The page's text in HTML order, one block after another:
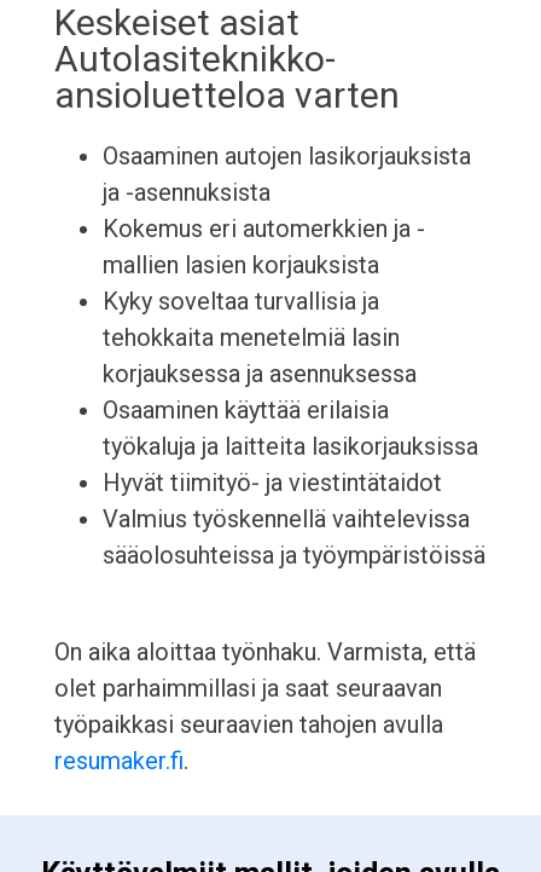
Keskeiset asiat
Autolasiteknikko-
ansioluetteloa varten
Osaaminen autojen lasikorjauksista
ja -asennuksista
Kokemus eri automerkkien ja -
mallien lasien korjauksista
Kyky soveltaa turvallisia ja
tehokkaita menetelmiä lasin
korjauksessa ja asennuksessa
Osaaminen käyttää erilaisia
työkaluja ja laitteita lasikorjauksissa
Hyvät tiimityö- ja viestintätaidot
Valmius työskennellä vaihtelevissa
sääolosuhteissa ja työympäristöissä
On aika aloittaa työnhaku. Varmista, että
olet parhaimmillasi ja saat seuraavan
työpaikkasi seuraavien tahojen avulla
resumaker.fi.